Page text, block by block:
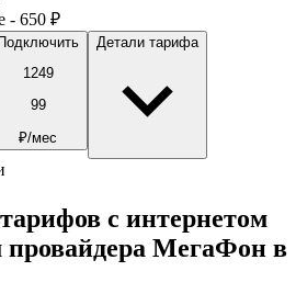
- 650 ₽
Подключить
1249
99
₽/мес
Детали тарифа
с интернетом
провайдера МегаФон в